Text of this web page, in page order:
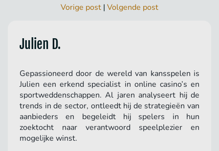
Vorige post | Volgende post
Julien D.
Gepassioneerd door de wereld van kansspelen is
Julien een erkend specialist in online casino’s en
sportweddenschappen. Al jaren analyseert hij de
trends in de sector, ontleedt hij de strategieën van
aanbieders en begeleidt hij spelers in hun
zoektocht naar verantwoord speelplezier en
mogelijke winst.